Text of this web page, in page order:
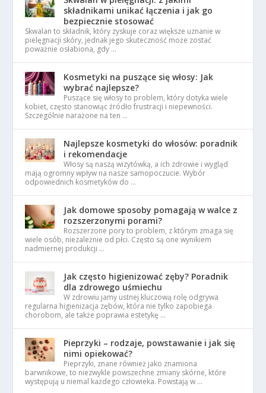
składnikami unikać łączenia i jak go
bezpiecznie stosować
Skwalan to składnik, który zyskuje coraz większe uznanie w
pielęgnacji skóry, jednak jego skuteczność może zostać
poważnie osłabiona, gdy …
Kosmetyki na puszące się włosy: Jak
wybrać najlepsze?
Puszące się włosy to problem, który dotyka wiele
kobiet, często stanowiąc źródło frustracji i niepewności.
Szczególnie narażone na ten …
Najlepsze kosmetyki do włosów: poradnik
i rekomendacje
Włosy są naszą wizytówką, a ich zdrowie i wygląd
mają ogromny wpływ na nasze samopoczucie. Wybór
odpowiednich kosmetyków do …
Jak domowe sposoby pomagają w walce z
rozszerzonymi porami?
Rozszerzone pory to problem, z którym zmaga się
wiele osób, niezależnie od płci. Często są one wynikiem
nadmiernej produkcji …
Jak często higienizować zęby? Poradnik
dla zdrowego uśmiechu
W zdrowiu jamy ustnej kluczową rolę odgrywa
regularna higienizacja zębów, która nie tylko zapobiega
chorobom, ale także poprawia estetykę …
Pieprzyki – rodzaje, powstawanie i jak się
nimi opiekować?
Pieprzyki, znane również jako znamiona
barwnikowe, to niezwykle powszechne zmiany skórne, które
występują u niemal każdego człowieka. Powstają w …